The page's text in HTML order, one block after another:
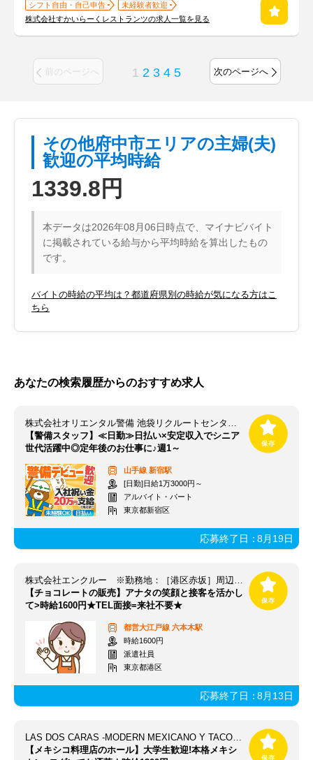
シフト自由・自己申告
未経験者歓迎
株式会社すかいらーくレストランツの求人一覧を見る
前のページへ 1 2 3 4 5 次のページへ
その他府中市エリアの主婦(夫)
歓迎の平均時給
1339.8円
本データは2026年08月06日時点で、マイナビバイト
に掲載されている給与から平均時給を算出したもの
です。
バイトの時給の平均は？都道府県別の時給が気になる方はこ
ちら
あなたの検索履歴からのおすすめ求人
株式会社オリエンタル警備 池袋リクルートセンター（勤務地：新宿エリア）
【警備スタッフ】≪日勤≫日払い×安定収入でシニア
世代活躍中◎定年後のお仕事に♪週1～
山手線 新宿駅
[日勤]日給1万3000円～
アルバイト・パート
東京都新宿区
応募終了日：8月19日
株式会社エンクルー ※勤務地：［港区赤坂］周辺 / 131_toky2534_01-0000
【チョコレートの販売】アナタの笑顔と接客を活かし
て>時給1600円★TEL面接=来社不要★
都営大江戸線 六本木駅
時給1600円
派遣社員
東京都港区
応募終了日：8月13日
LAS DOS CARAS -MODERN MEXICANO Y TACOS -（ラス ドス カラス）/404a
【メキシコ料理店のホール】大学生歓迎!本格メキシ